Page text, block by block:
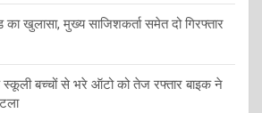
का खुलासा, मुख्य साजिशकर्ता समेत दो गिरफ्तार
बच्चों से भरे ऑटो को तेज रफ्तार बाइक ने